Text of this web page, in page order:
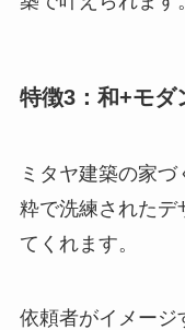
特徴3：和+モダ
ミタヤ建築の家
粋で洗練されたデ
てくれます。
依頼者がイメージ